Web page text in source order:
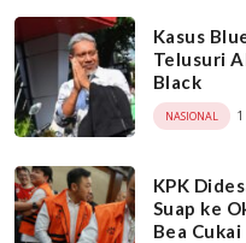
Kasus
Telusuri
Black
NASIONAL
KPK
Suap ke
Bea Cukai